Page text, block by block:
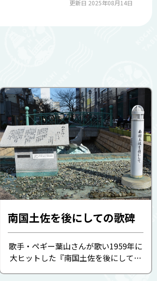
更新日 2025年08月14日
南国土佐を後にしての歌碑
歌手・ペギー葉山さんが歌い1959年に
大ヒットした『南国土佐を後にして』